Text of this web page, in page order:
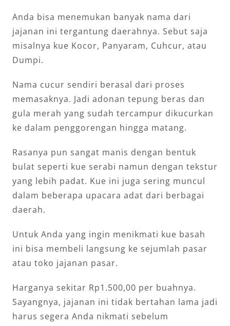
Anda bisa menemukan banyak nama dari
jajanan ini tergantung daerahnya. Sebut saja
misalnya kue Kocor, Panyaram, Cuhcur, atau
Dumpi.
Nama cucur sendiri berasal dari proses
memasaknya. Jadi adonan tepung beras dan
gula merah yang sudah tercampur dikucurkan
ke dalam penggorengan hingga matang.
Rasanya pun sangat manis dengan bentuk
bulat seperti kue serabi namun dengan tekstur
yang lebih padat. Kue ini juga sering muncul
dalam beberapa upacara adat dari berbagai
daerah.
Untuk Anda yang ingin menikmati kue basah
ini bisa membeli langsung ke sejumlah pasar
atau toko jajanan pasar.
Harganya sekitar Rp1.500,00 per buahnya.
Sayangnya, jajanan ini tidak bertahan lama jadi
harus segera Anda nikmati sebelum